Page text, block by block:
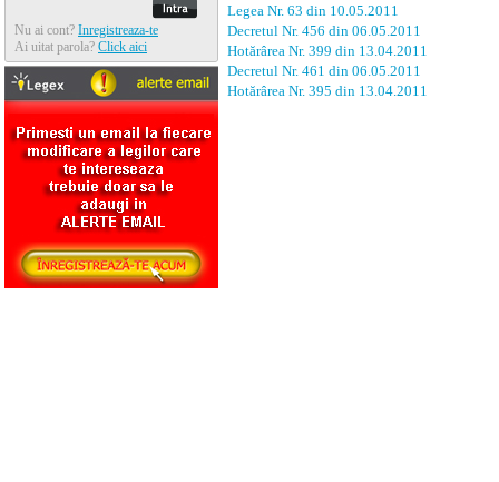
Nu ai cont? Inregistreaza-te
Ai uitat parola? Click aici
Legea Nr. 63 din 10.05.2011
Decretul Nr. 456 din 06.05.2011
Hotărârea Nr. 399 din 13.04.2011
Decretul Nr. 461 din 06.05.2011
Hotărârea Nr. 395 din 13.04.2011